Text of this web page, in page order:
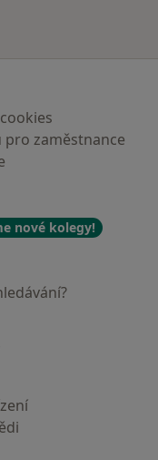
zaměstnance
nové kolegy!